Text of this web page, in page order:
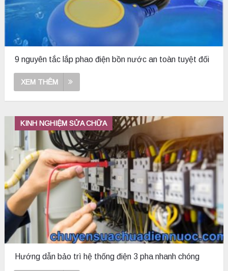
9 nguyên tắc lắp phao điện bồn nước an toàn tuyệt đối
XEM THÊM
KINH NGHIỆM SỬA CHỮA
Hướng dẫn bảo trì hệ thống điện 3 pha nhanh chóng